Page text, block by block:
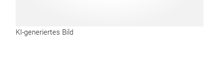
KI-generiertes Bild